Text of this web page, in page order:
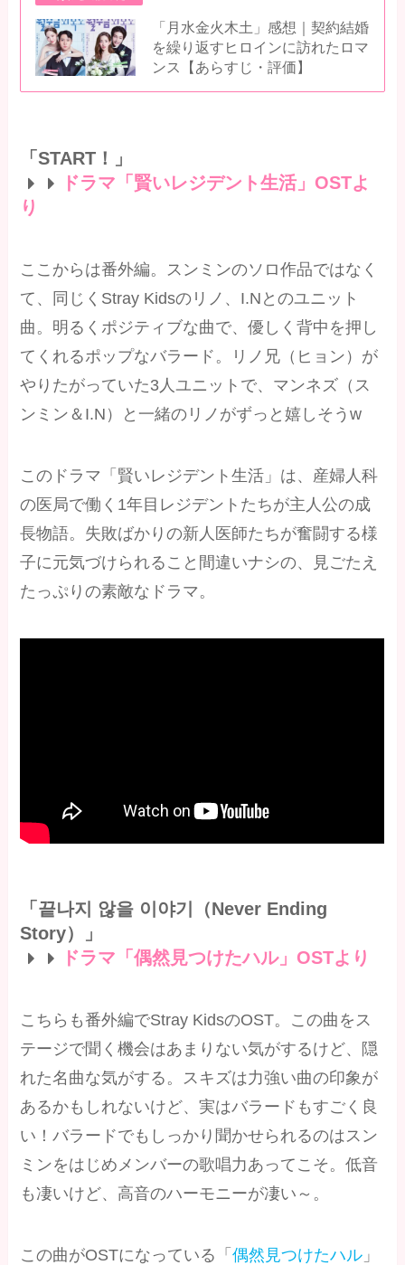
「月水金火木土」感想｜契約結婚
を繰り返すヒロインに訪れたロマ
ンス【あらすじ・評価】
「START！」
ドラマ「賢いレジデント生活」OSTよ
り
ここからは番外編。スンミンのソロ作品ではなく
て、同じくStray Kidsのリノ、I.Nとのユニット
曲。明るくポジティブな曲で、優しく背中を押し
てくれるポップなバラード。リノ兄（ヒョン）が
やりたがっていた3人ユニットで、マンネズ（ス
ンミン＆I.N）と一緒のリノがずっと嬉しそうw
このドラマ「賢いレジデント生活」は、産婦人科
の医局で働く1年目レジデントたちが主人公の成
長物語。失敗ばかりの新人医師たちが奮闘する様
子に元気づけられること間違いナシの、見ごたえ
たっぷりの素敵なドラマ。
「끝나지 않을 이야기（Never Ending
Story）」
ドラマ「偶然見つけたハル」OSTより
こちらも番外編でStray KidsのOST。この曲をス
テージで聞く機会はあまりない気がするけど、隠
れた名曲な気がする。スキズは力強い曲の印象が
あるかもしれないけど、実はバラードもすごく良
い！バラードでもしっかり聞かせられるのはスン
ミンをはじめメンバーの歌唱力あってこそ。低音
も凄いけど、高音のハーモニーが凄い～。
この曲がOSTになっている「偶然見つけたハル 」